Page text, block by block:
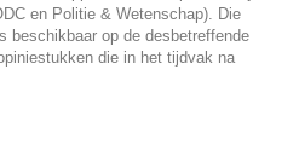
en Politie & Wetenschap). Die
beschikbaar op de desbetreffende
die in het tijdvak na